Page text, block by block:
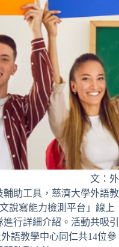
文：
助工具，慈濟大學外語教
說寫能力檢測平台」線上
行詳細介紹。活動共吸引
語教學中心同仁共14位參